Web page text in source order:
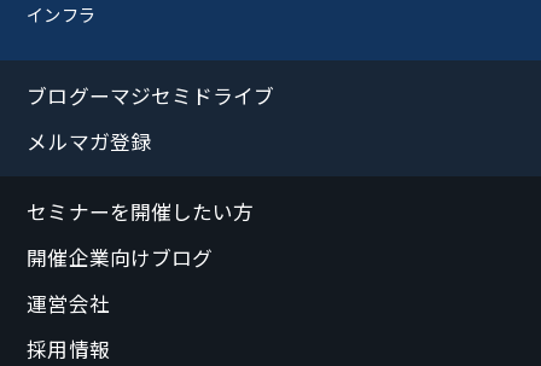
インフラ
ブログーマジセミドライブ
メルマガ登録
セミナーを開催したい方
開催企業向けブログ
運営会社
採用情報